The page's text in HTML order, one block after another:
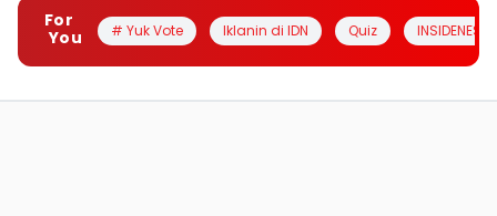
For
You
# Yuk Vote Iklanin di IDN Quiz INSIDENESIA